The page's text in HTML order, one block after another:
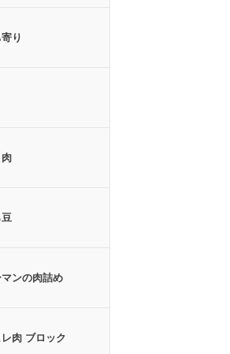
り
マンの肉詰め
肉 ブロック